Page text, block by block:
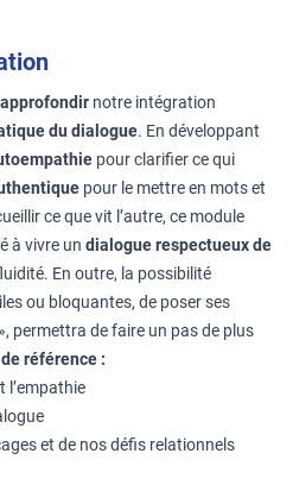
approfondir notre intégration
du dialogue. En développant
pour clarifier ce qui
pour le mettre en mots et
ce que vit l’autre, ce module
à vivre un dialogue respectueux de
En outre, la possibilité
ou bloquantes, de poser ses
», permettra de faire un pas de plus
référence :
l’empathie
et de nos défis relationnels